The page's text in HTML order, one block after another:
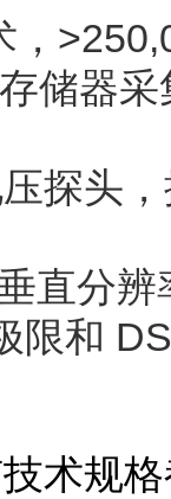
，
储器采
探头
直分辨
限和
术规